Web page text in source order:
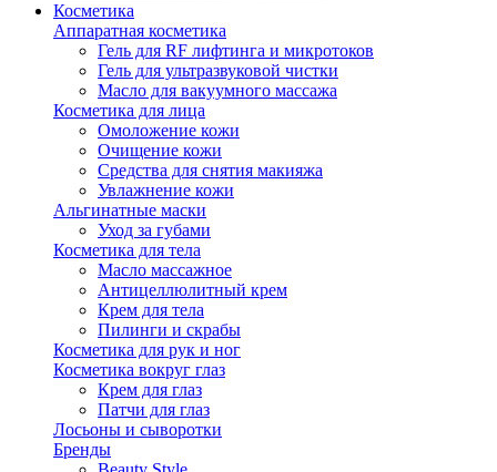
Косметика
Аппаратная косметика
Гель для RF лифтинга и микротоков
Гель для ультразвуковой чистки
Масло для вакуумного массажа
Косметика для лица
Омоложение кожи
Очищение кожи
Средства для снятия макияжа
Увлажнение кожи
Альгинатные маски
Уход за губами
Косметика для тела
Масло массажное
Антицеллюлитный крем
Крем для тела
Пилинги и скрабы
Косметика для рук и ног
Косметика вокруг глаз
Крем для глаз
Патчи для глаз
Лосьоны и сыворотки
Бренды